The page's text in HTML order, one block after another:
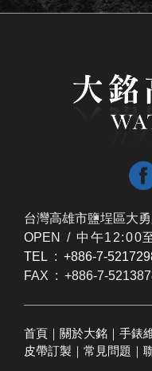
台灣高雄市鹽埕區大
OPEN / 中午12:00
TEL : +886-7-
FAX : +886-7-
首頁 ｜ 關於大銘 ｜ 手錶
皮帶訂製 ｜ 常見問題 ｜